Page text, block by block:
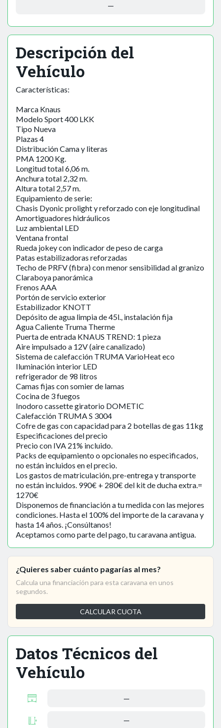
—
Descripción del
Vehículo
Características:
Marca Knaus
Modelo Sport 400 LKK
Tipo Nueva
Plazas 4
Distribución Cama y literas
PMA 1200 Kg.
Longitud total 6,06 m.
Anchura total 2,32 m.
Altura total 2,57 m.
Equipamiento de serie:
Chasis Dyonic prolight y reforzado con eje longitudinal
Amortiguadores hidráulicos
Luz ambiental LED
Ventana frontal
Rueda jokey con indicador de peso de carga
Patas estabilizadoras reforzadas
Techo de PRFV (fibra) con menor sensibilidad al granizo
Claraboya panorámica
Frenos AAA
Portón de servicio exterior
Estabilizador KNOTT
Depósito de agua limpia de 45l., instalación fija
Agua Caliente Truma Therme
Puerta de entrada KNAUS TREND: 1 pieza
Aire impulsado a 12V (aire canalizado)
Sistema de calefacción TRUMA VarioHeat eco
Iluminación interior LED
refrigerador de 98 litros
Camas fijas con somier de lamas
Cocina de 3 fuegos
Inodoro cassette giratorio DOMETIC
Calefacción TRUMA S 3004
Cofre de gas con capacidad para 2 botellas de gas 11kg
Especificaciones del precio
Precio con IVA 21% incluido.
Packs de equipamiento o opcionales no especificados,
no están incluidos en el precio.
Los gastos de matriculación, pre-entrega y transporte
no están incluidos. 990€ + 280€ del kit de ducha extra.=
1270€
Disponemos de financiación a tu medida con las mejores
condiciones. Hasta el 100% del importe de la caravana y
hasta 14 años. ¡Consúltanos!
Aceptamos como parte del pago, tu caravana antigua.
¿Quieres saber cuánto pagarías al mes?
Calcula una financiación para esta caravana en unos
segundos.
CALCULAR CUOTA
Datos Técnicos del
Vehículo
—
—